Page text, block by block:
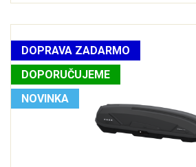
DOPRAVA ZADARMO
DOPORUČUJEME
NOVINKA